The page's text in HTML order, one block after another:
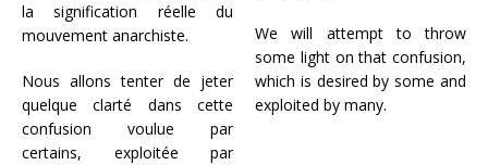
la signification réelle du
mouvement anarchiste.
Nous allons tenter de jeter
quelque clarté dans cette
confusion voulue par
certains, exploitée par
We will attempt to throw
some light on that confusion,
which is desired by some and
exploited by many.